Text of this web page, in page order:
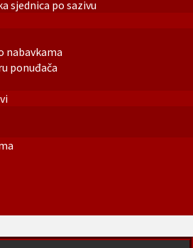
sjednica po sazivu
nabavkama
ponuđača